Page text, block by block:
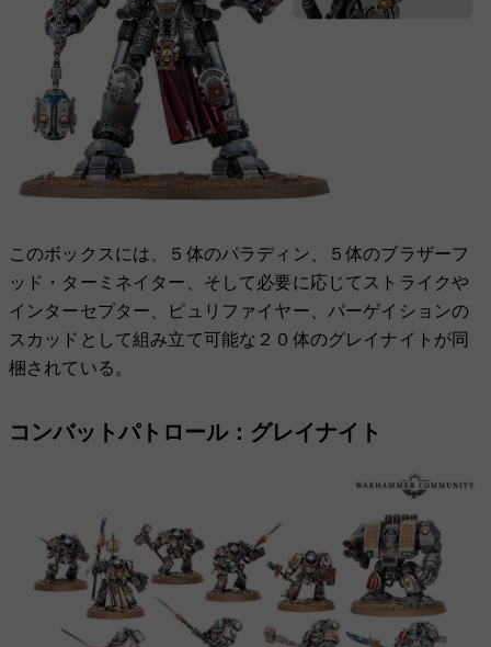
このボックスには、５体のパラディン、５体のブラザーフ
ッド・ターミネイター、そして必要に応じてストライクや
インターセプター、ピュリファイヤー、パーゲイションの
スカッドとして組み立て可能な２０体のグレイナイトが同
梱されている。
コンバットパトロール：グレイナイト